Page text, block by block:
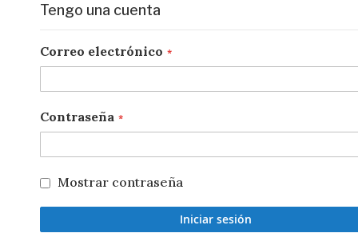
Tengo una cuenta
Correo electrónico
Contraseña
Mostrar contraseña
Iniciar sesión